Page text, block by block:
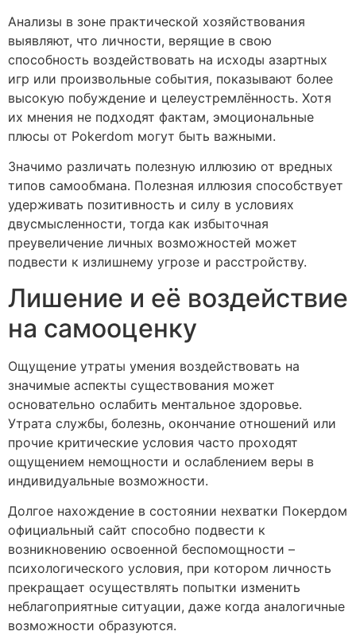
Анализы в зоне практической хозяйствования
выявляют, что личности, верящие в свою
способность воздействовать на исходы азартных
игр или произвольные события, показывают более
высокую побуждение и целеустремлённость. Хотя
их мнения не подходят фактам, эмоциональные
плюсы от Pokerdom могут быть важными.
Значимо различать полезную иллюзию от вредных
типов самообмана. Полезная иллюзия способствует
удерживать позитивность и силу в условиях
двусмысленности, тогда как избыточная
преувеличение личных возможностей может
подвести к излишнему угрозе и расстройству.
Лишение и её воздействие
на самооценку
Ощущение утраты умения воздействовать на
значимые аспекты существования может
основательно ослабить ментальное здоровье.
Утрата службы, болезнь, окончание отношений или
прочие критические условия часто проходят
ощущением немощности и ослаблением веры в
индивидуальные возможности.
Долгое нахождение в состоянии нехватки Покердом
официальный сайт способно подвести к
возникновению освоенной беспомощности –
психологического условия, при котором личность
прекращает осуществлять попытки изменить
неблагоприятные ситуации, даже когда аналогичные
возможности образуются.